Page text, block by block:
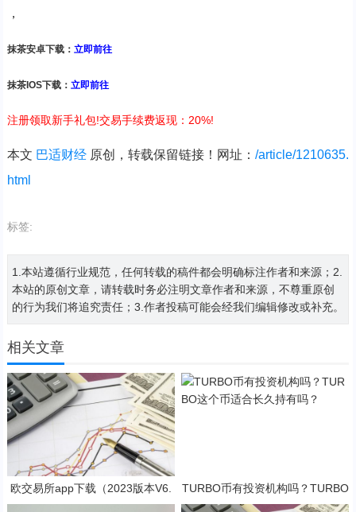
，
抹茶安卓下载： 立即前往
抹茶IOS下载： 立即前往
注册领取新手礼包!交易手续费返现：20%!
本文 巴适财经原创，转载保留链接！网址： /article/1210635.
html
标签:
1.本站遵循行业规范，任何转载的稿件都会明确标注作者和来源；2.
本站的原创文章，请转载时务必注明文章作者和来源，不尊重原创
的行为我们将追究责任；3.作者投稿可能会经我们编辑修改或补充。
相关文章
欧交易所app下载（2023版本V6.
4.4）_欧交易所安装包
TURBO币有投资机构吗？TURBO
这个币适合长久持有吗？